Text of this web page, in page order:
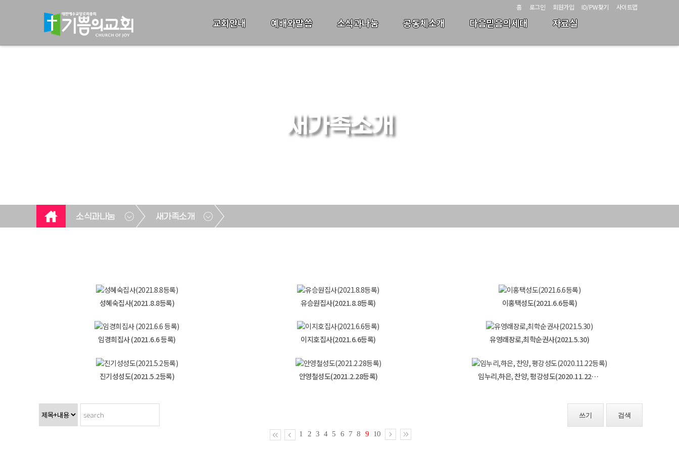
교회안내 예배와말씀 소식과나눔 공동체소개 다음믿음의세대 자료실
홈 로그인 회원가입 ID/PW찾기 사이트맵
새가족소개
소식과나눔 새가족소개
성혜숙집사(2021.8.8등록) 유승원집사(2021.8.8등록) 이홍택성도(2021.6.6등록)
임경희집사 (2021.6.6 등록) 이지호집사(2021.6.6등록) 유영래장로,최학순권사(2021.5.30)
진기성성도(2021.5.2등록) 안영철성도(2021.2.28등록) 임누리,하은, 찬양, 평강성도(2020.11.22등록)
검색
쓰기
1 2 3 4 5 6 7 8 9 10